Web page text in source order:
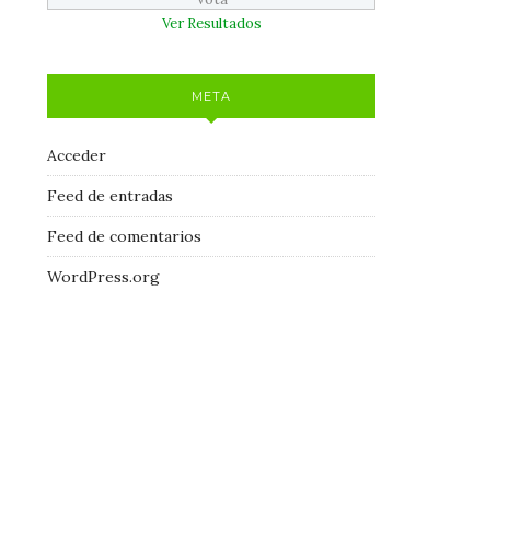
Ver Resultados
META
Acceder
Feed de entradas
Feed de comentarios
WordPress.org